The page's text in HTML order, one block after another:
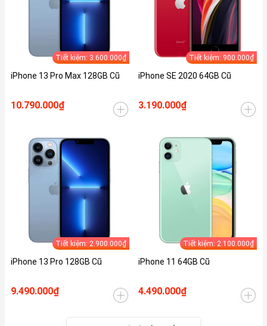
Tiết kiệm: 3.600.000₫
iPhone 13 Pro Max 128GB Cũ
10.790.000₫
Tiết kiệm: 900.000₫
iPhone SE 2020 64GB Cũ
3.190.000₫
Tiết kiệm: 2.900.000₫
iPhone 13 Pro 128GB Cũ
9.490.000₫
Tiết kiệm: 2.100.000₫
iPhone 11 64GB Cũ
4.490.000₫